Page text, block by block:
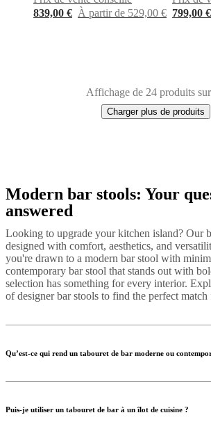
839,00 € À partir de 529,00 € 799,00 €
Affichage de 24 produits
Charger plus de produits
Next
VertMarronGrisNoir RougeBlancGris
Métal
Modern bar stools: Your
answered
Looking to upgrade your kitchen island? Our
designed with comfort, aesthetics, and
you're drawn to a modern bar stool with
contemporary bar stool that stands out with
selection has something for every interior.
of designer bar stools to find the perfect
Qu’est-ce qui rend un tabouret de bar moderne ou
Puis-je utiliser un tabouret de bar à un îlot de cuisine ?